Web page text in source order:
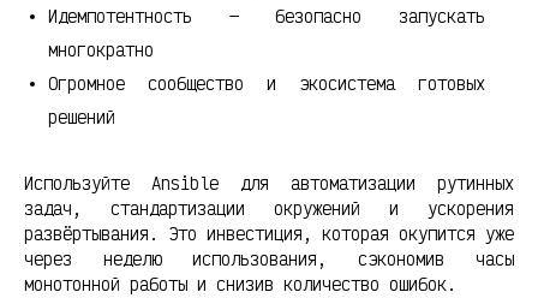
Идемпотентность — безопасно запускать
многократно
Огромное сообщество и экосистема готовых
решений
Используйте Ansible для автоматизации рутинных
задач, стандартизации окружений и ускорения
развёртывания. Это инвестиция, которая окупится уже
через неделю использования, сэкономив часы
монотонной работы и снизив количество ошибок.